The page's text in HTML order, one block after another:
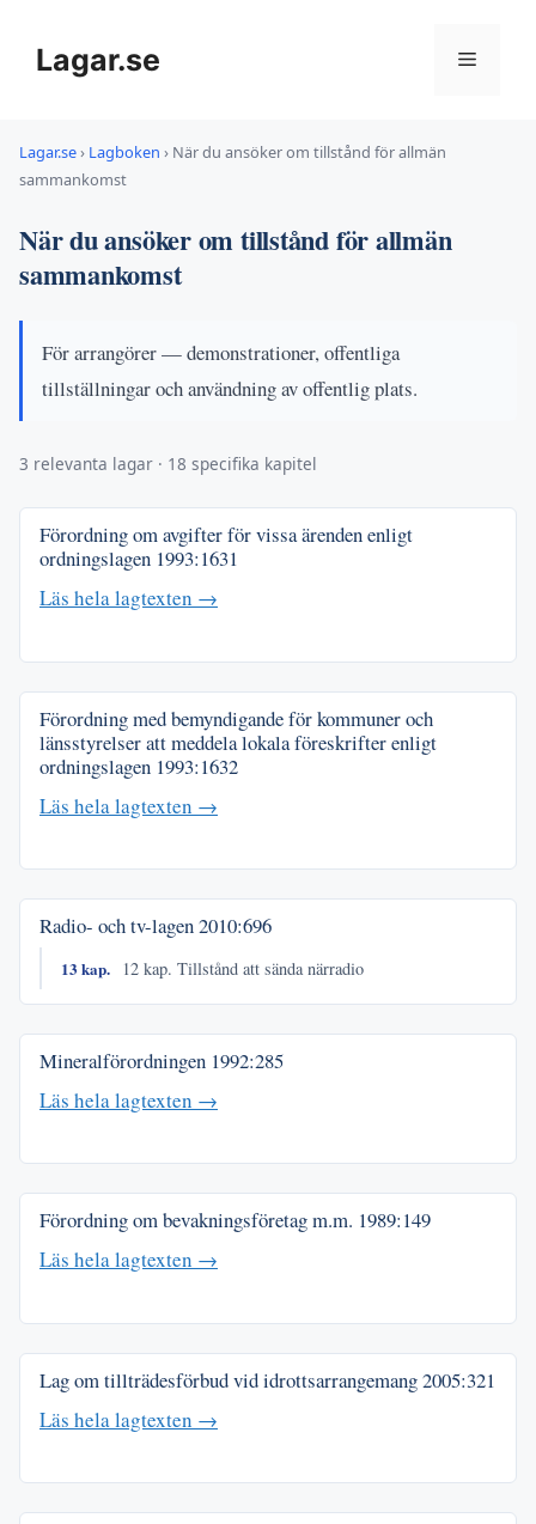
innehållLagar.se Meny
Lagar.se› Lagboken › När du ansöker om tillstånd för allmän
sammankomst
När du ansöker om tillstånd för allmän
sammankomst
För arrangörer — demonstrationer, offentliga
tillställningar och användning av offentlig plats.
3 relevanta lagar · 18 specifika kapitel
Förordning om avgifter för vissa ärenden enligt
ordningslagen 1993:1631
Läs hela lagtexten →
Förordning med bemyndigande för kommuner och
länsstyrelser att meddela lokala föreskrifter enligt
ordningslagen 1993:1632
Läs hela lagtexten →
Radio- och tv-lagen2010:696
13 kap. 12 kap. Tillstånd att sända närradio
Mineralförordningen 1992:285
Läs hela lagtexten →
Förordning om bevakningsföretag m.m. 1989:149
Läs hela lagtexten →
Lag om tillträdesförbud vid idrottsarrangemang2005:321
Läs hela lagtexten →